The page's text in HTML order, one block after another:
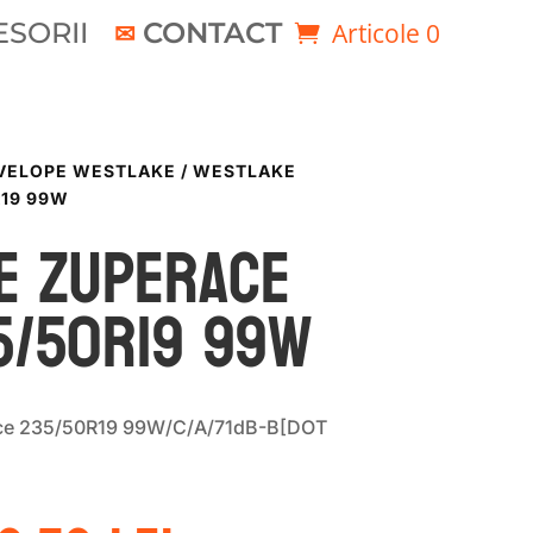
CONTACT Articole 0
WESTLAKE / WESTLAKE
99W
99W
235/50R19 99W/C/A/71dB-B[DOT